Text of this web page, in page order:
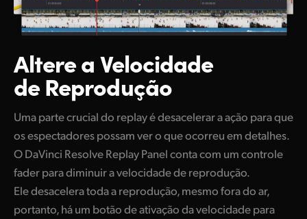
Altere a Velocidade
de Reprodução
Uma parte crucial do replay é desacelerar a ação para que
os espectadores possam ver o que ocorreu em detalhes.
O DaVinci Resolve Replay Panel conta com um controle
fader para diminuir a velocidade de reprodução.
Ele desacelera toda a reprodução, mesmo fora do ar,
portanto, há um botão de ativação da velocidade para